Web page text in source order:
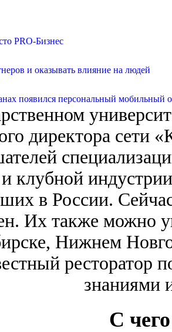
PRO-Бизнес
и оказывать влияние на людей
появился персональный мобильный
директора сети
и клубной
в России.
Их также можно
Нижнем
ресторатор
знаниями
С